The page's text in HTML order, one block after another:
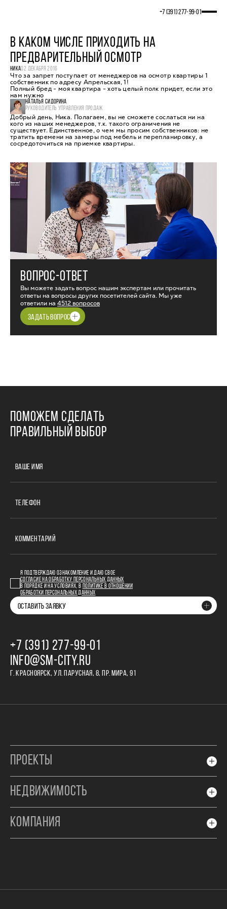
+7 (391) 277‒99‒01
В КАКОМ ЧИСЛЕ ПРИХОДИТЬ НА
ПРЕДВАРИТЕЛЬНЫЙ ОСМОТР
НИКА02 ДЕКАБРЯ 2016
Что за запрет поступает от менеджеров на осмотр квартиры 1
собственник по адресу Апрельская, 1!
Полный бред - моя квартира - хоть целый полк придет, если это
нам нужно
НАТАЛЬЯ СИДОРИНА
РУКОВОДИТЕЛЬ УПРАВЛЕНИЯ ПРОДАЖ
Добрый день, Ника. Полагаем, вы не сможете сослаться ни на
кого из наших менеджеров, т.к. такого ограничения не
существует. Единственное, о чем мы просим собственников: не
тратить времени на замеры под мебель и перепланировку, а
сосредоточиться на приемке квартиры.
ВОПРОС-ОТВЕТ
Вы можете задать вопрос нашим экспертам или прочитать
ответы на вопросы других посетителей сайта. Мы уже
ответили на 4512 вопросов
ЗАДАТЬ ВОПРОС
ПОМОЖЕМ СДЕЛАТЬ
ПРАВИЛЬНЫЙ ВЫБОР
ВАШЕ ИМЯ
ТЕЛЕФОН
КОММЕНТАРИЙ
Я ПОДТВЕРЖДАЮ ОЗНАКОМЛЕНИЕ И ДАЮ СВОЕ
СОГЛАСИЕ НА ОБРАБОТКУ ПЕРСОНАЛЬНЫХ ДАННЫХ
В ПОРЯДКЕ И НА УСЛОВИЯХ, В
ПОЛИТИКЕ В ОТНОШЕНИИ
ОБРАБОТКИ ПЕРСОНАЛЬНЫХ ДАННЫХ
ОСТАВИТЬ ЗАЯВКУ
+7 (391) 277‒99‒01
INFO@SM-CITY.RU
Г. КРАСНОЯРСК, УЛ. ПАРУСНАЯ, 8, ПР. МИРА, 91
ПРОЕКТЫ
НЕДВИЖИМОСТЬ
КОМПАНИЯ